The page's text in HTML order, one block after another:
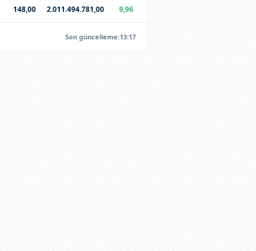
148,00 2.011.494.781,00 9,96
Son güncelleme:13:17